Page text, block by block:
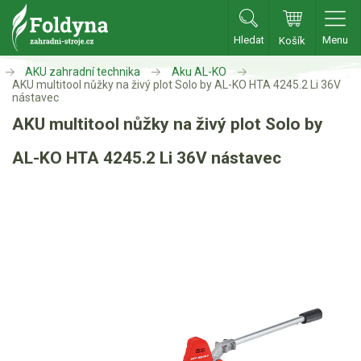
Hledat Košík Menu
Zahradní traktory
Aku traktory
AKU zahradní technika
Aku AL-KO
AKU multitool nůžky na živý plot Solo by AL-KO HTA 4245.2 Li 36V
nástavec
AKU multitool nůžky na živý plot Solo by
AL-KO HTA 4245.2 Li 36V nástavec